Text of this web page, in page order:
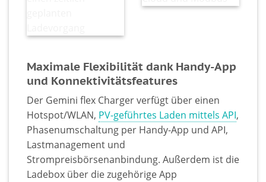
Maximale Flexibilität dank Handy-App
und Konnektivitätsfeatures
Der Gemini flex Charger verfügt über einen
Hotspot/WLAN, PV-geführtes Laden mittels API,
Phasenumschaltung per Handy-App und API,
Lastmanagement und
Strompreisbörsenanbindung. Außerdem ist die
Ladebox über die zugehörige App